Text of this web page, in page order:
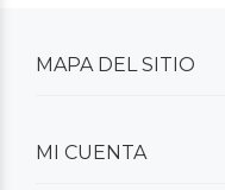
MAPA DEL SITIO
MI CUENTA